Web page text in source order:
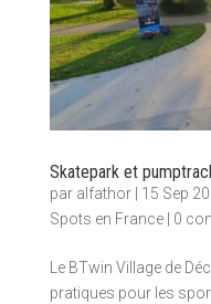
Skatepark et
par alfathor| 15 Sep
Spots en France| 0
Le BTwin Village de
pratiques pour les